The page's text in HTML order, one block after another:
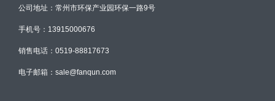
公司地址：常州市环保产业园环保一路9号
手机号：13915000676
销售电话：0519-88817673
电子邮箱：sale@fanqun.com